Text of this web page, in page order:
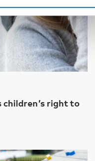
right to